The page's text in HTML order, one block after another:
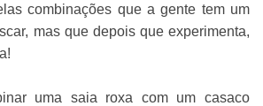
combinações que a gente tem um
mas que depois que experimenta,
uma saia roxa com um casaco